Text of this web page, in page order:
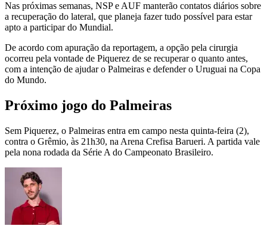
Nas próximas semanas, NSP e AUF manterão contatos diários sobre
a recuperação do lateral, que planeja fazer tudo possível para estar
apto a participar do Mundial.
De acordo com apuração da reportagem, a opção pela cirurgia
ocorreu pela vontade de Piquerez de se recuperar o quanto antes,
com a intenção de ajudar o Palmeiras e defender o Uruguai na Copa
do Mundo.
Próximo jogo do Palmeiras
Sem Piquerez, o Palmeiras entra em campo nesta quinta-feira (2),
contra o Grêmio, às 21h30, na Arena Crefisa Barueri. A partida vale
pela nona rodada da Série A do Campeonato Brasileiro.